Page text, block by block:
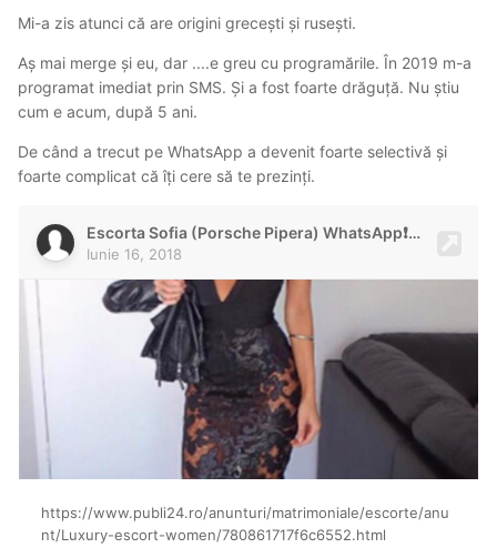
Mi-a zis atunci că are origini grecești și rusești.
Aș mai merge și eu, dar ....e greu cu programările. În 2019 m-a
programat imediat prin SMS. Și a fost foarte drăguță. Nu știu
cum e acum, după 5 ani.
De când a trecut pe WhatsApp a devenit foarte selectivă și
foarte complicat că îți cere să te prezinți.